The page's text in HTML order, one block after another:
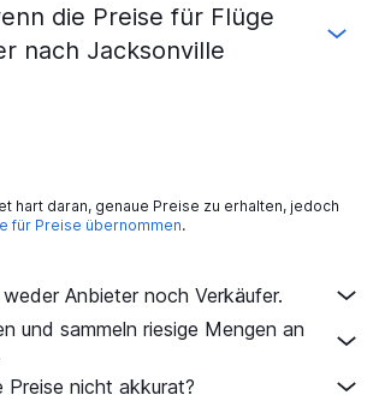
die Preise für Flüge
nach Jacksonville
hart daran, genaue Preise zu erhalten, jedoch
für Preise übernommen.
Anbieter noch Verkäufer.
und sammeln riesige Mengen an
Preise nicht akkurat?